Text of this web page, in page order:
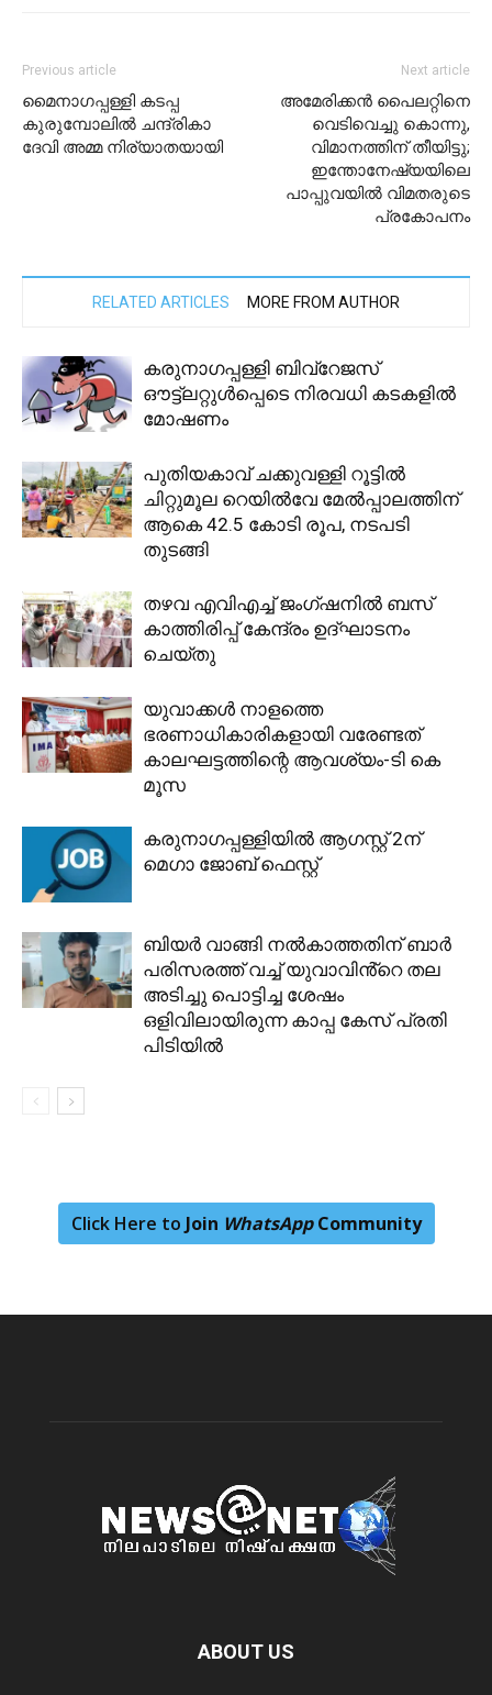
Previous article
മൈനാഗപ്പള്ളി കടപ്പ
കുരുമ്പോലിൽ ചന്ദ്രികാ
ദേവി അമ്മ നിര്യാതയായി
Next article
അമേരിക്കൻ പൈലറ്റിനെ
വെടിവെച്ചു കൊന്നു,
വിമാനത്തിന് തീയിട്ടു;
ഇന്തോനേഷ്യയിലെ
പാപ്പുവയിൽ വിമതരുടെ
പ്രകോപനം
RELATED ARTICLES MORE FROM AUTHOR
കരുനാഗപ്പള്ളി ബിവ്റേജസ്
ഔട്ട്ലറ്റുൾപ്പെടെ നിരവധി കടകളിൽ
മോഷണം
പുതിയകാവ് ചക്കുവള്ളി റൂട്ടിൽ
ചിറ്റുമൂല റെയിൽവേ മേൽപ്പാലത്തിന്
ആകെ 42.5 കോടി രൂപ, നടപടി
തുടങ്ങി
തഴവ എവിഎച്ച് ജംഗ്ഷനിൽ ബസ്
കാത്തിരിപ്പ് കേന്ദ്രം ഉദ്ഘാടനം
ചെയ്തു
യുവാക്കള്‍ നാളത്തെ
ഭരണാധികാരികളായി വരേണ്ടത്
കാലഘട്ടത്തിന്റെ ആവശ്യം-ടി കെ
മൂസ
കരുനാഗപ്പള്ളിയിൽ ആഗസ്റ്റ് 2ന്
മെഗാ ജോബ് ഫെസ്റ്റ്
ബിയർ വാങ്ങി നൽകാത്തതിന് ബാർ
പരിസരത്ത് വച്ച് യുവാവിൻ്റെ തല
അടിച്ചു പൊട്ടിച്ച ശേഷം
ഒളിവിലായിരുന്ന കാപ്പ കേസ് പ്രതി
പിടിയിൽ
Click Here to Join WhatsAppCommunity
ABOUT US